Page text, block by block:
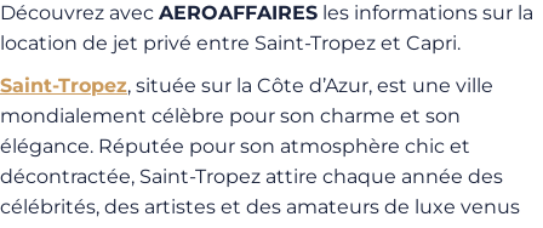
Découvrez avec AEROAFFAIRES les informations sur la
location de jet privé entre Saint-Tropez et Capri.
Saint-Tropez, située sur la Côte d’Azur, est une ville
mondialement célèbre pour son charme et son
élégance. Réputée pour son atmosphère chic et
décontractée, Saint-Tropez attire chaque année des
célébrités, des artistes et des amateurs de luxe venus